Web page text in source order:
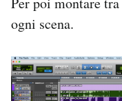
ogni scena.